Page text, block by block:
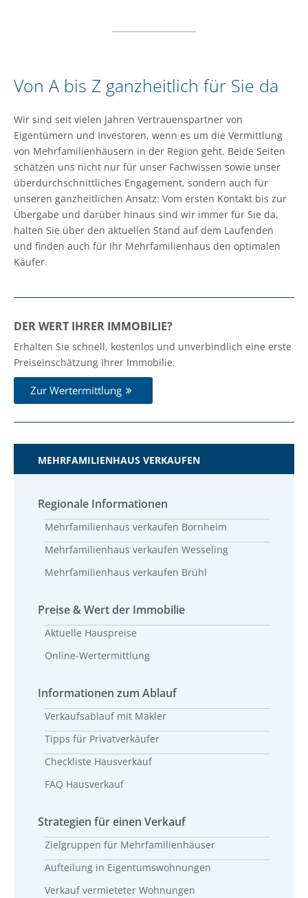
Von A bis Z ganzheitlich für Sie da
Wir sind seit vielen Jahren Vertrauenspartner von
Eigentümern und Investoren, wenn es um die Vermittlung
von Mehrfamilienhäusern in der Region geht. Beide Seiten
schätzen uns nicht nur für unser Fachwissen sowie unser
überdurchschnittliches Engagement, sondern auch für
unseren ganzheitlichen Ansatz: Vom ersten Kontakt bis zur
Übergabe und darüber hinaus sind wir immer für Sie da,
halten Sie über den aktuellen Stand auf dem Laufenden
und finden auch für Ihr Mehrfamilienhaus den optimalen
Käufer.
DER WERT IHRER IMMOBILIE?
Erhalten Sie schnell, kostenlos und unverbindlich eine erste
Preiseinschätzung Ihrer Immobilie.
Zur Wertermittlung
MEHRFAMILIENHAUS VERKAUFEN
Regionale Informationen
Mehrfamilienhaus verkaufen Bornheim
Mehrfamilienhaus verkaufen Wesseling
Mehrfamilienhaus verkaufen Brühl
Preise & Wert der Immobilie
Aktuelle Hauspreise
Online-Wertermittlung
Informationen zum Ablauf
Verkaufsablauf mit Makler
Tipps für Privatverkäufer
Checkliste Hausverkauf
FAQ Hausverkauf
Strategien für einen Verkauf
Zielgruppen für Mehrfamilienhäuser
Aufteilung in Eigentumswohnungen
Verkauf vermieteter Wohnungen